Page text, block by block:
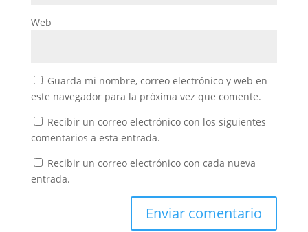
Web
Guarda mi nombre, correo electrónico y web en
este navegador para la próxima vez que comente.
Recibir un correo electrónico con los siguientes
comentarios a esta entrada.
Recibir un correo electrónico con cada nueva
entrada.